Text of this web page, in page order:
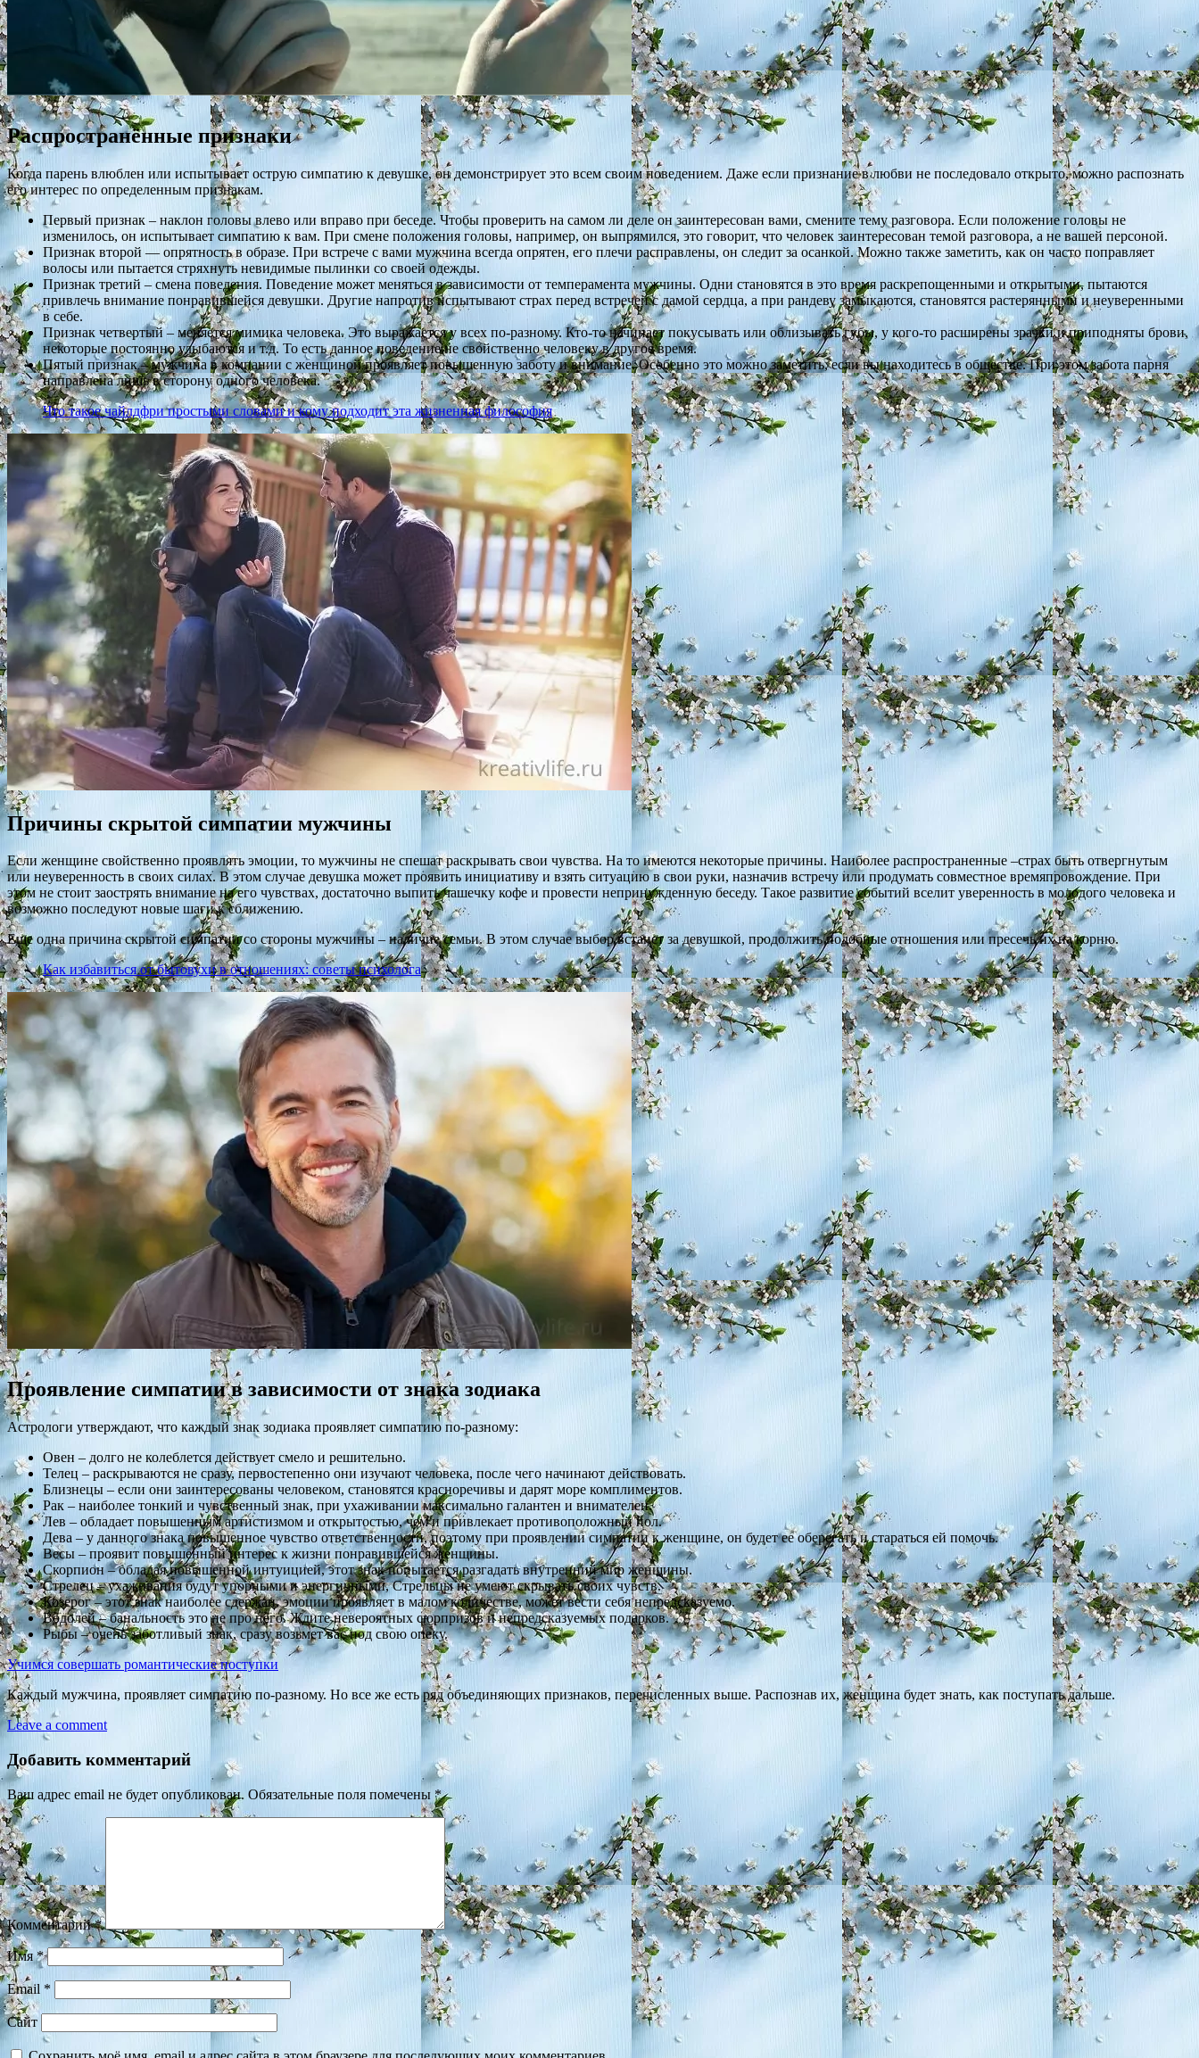
Распространённые признаки
Когда парень влюблен или испытывает острую симпатию к девушке, он демонстрирует это всем своим поведением. Даже если признание в любви не последовало открыто, можно распознать
его интерес по определенным признакам.
Первый признак – наклон головы влево или вправо при беседе. Чтобы проверить на самом ли деле он заинтересован вами, смените тему разговора. Если положение головы не
изменилось, он испытывает симпатию к вам. При смене положения головы, например, он выпрямился, это говорит, что человек заинтересован темой разговора, а не вашей персоной.
Признак второй — опрятность в образе. При встрече с вами мужчина всегда опрятен, его плечи расправлены, он следит за осанкой. Можно также заметить, как он часто поправляет
волосы или пытается стряхнуть невидимые пылинки со своей одежды.
Признак третий – смена поведения. Поведение может меняться в зависимости от темперамента мужчины. Одни становятся в это время раскрепощенными и открытыми, пытаются
привлечь внимание понравившейся девушки. Другие напротив испытывают страх перед встречей с дамой сердца, а при рандеву замыкаются, становятся растерянными и неуверенными
в себе.
Признак четвертый – меняется мимика человека. Это выражается у всех по-разному. Кто-то начинает покусывать или облизывать губы, у кого-то расширены зрачки и приподняты брови,
некоторые постоянно улыбаются и т.д. То есть данное поведение не свойственно человеку в другое время.
Пятый признак – мужчина в компании с женщиной проявляет повышенную заботу и внимание. Особенно это можно заметить, если вы находитесь в обществе. При этом забота парня
направлена лишь в сторону одного человека.
Что такое чайлдфри простыми словами и кому подходит эта жизненная философия
Причины скрытой симпатии мужчины
Если женщине свойственно проявлять эмоции, то мужчины не спешат раскрывать свои чувства. На то имеются некоторые причины. Наиболее распространенные –страх быть отвергнутым
или неуверенность в своих силах. В этом случае девушка может проявить инициативу и взять ситуацию в свои руки, назначив встречу или продумать совместное времяпровождение. При
этом не стоит заострять внимание на его чувствах, достаточно выпить чашечку кофе и провести непринужденную беседу. Такое развитие событий вселит уверенность в молодого человека и
возможно последуют новые шаги к сближению.
Еще одна причина скрытой симпатии со стороны мужчины – наличие семьи. В этом случае выбор встанет за девушкой, продолжить подобные отношения или пресечь их на корню.
Как избавиться от бытовухи в отношениях: советы психолога
Проявление симпатии в зависимости от знака зодиака
Астрологи утверждают, что каждый знак зодиака проявляет симпатию по-разному:
Овен – долго не колеблется действует смело и решительно.
Телец – раскрываются не сразу, первостепенно они изучают человека, после чего начинают действовать.
Близнецы – если они заинтересованы человеком, становятся красноречивы и дарят море комплиментов.
Рак – наиболее тонкий и чувственный знак, при ухаживании максимально галантен и внимателен.
Лев – обладает повышенным артистизмом и открытостью, чем и привлекает противоположный пол.
Дева – у данного знака повышенное чувство ответственности, поэтому при проявлении симпатии к женщине, он будет ее оберегать и стараться ей помочь.
Весы – проявит повышенный интерес к жизни понравившейся женщины.
Скорпион – обладая повышенной интуицией, этот знак попытается разгадать внутренний мир женщины.
Стрелец – ухаживания будут упорными и энергичными, Стрельцы не умеют скрывать своих чувств.
Козерог – этот знак наиболее сдержан, эмоции проявляет в малом количестве, может вести себя непредсказуемо.
Водолей – банальность это не про него. Ждите невероятных сюрпризов и непредсказуемых подарков.
Рыбы – очень заботливый знак, сразу возьмет вас под свою опеку.
Учимся совершать романтические поступки
Каждый мужчина, проявляет симпатию по-разному. Но все же есть ряд объединяющих признаков, перечисленных выше. Распознав их, женщина будет знать, как поступать дальше.
Leave a comment
Добавить комментарий
Ваш адрес email не будет опубликован. Обязательные поля помечены *
Комментарий*
Имя*
Email *
Сайт